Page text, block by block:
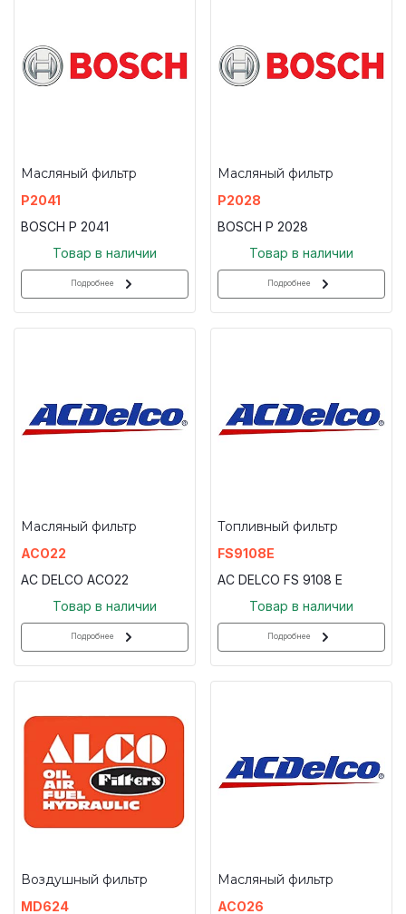
Масляный фильтр
P2041
BOSCH P 2041
Товар в наличии
Подробнее
Масляный фильтр
P2028
BOSCH P 2028
Товар в наличии
Подробнее
Масляный фильтр
ACO22
AC DELCO ACO22
Товар в наличии
Подробнее
Топливный фильтр
FS9108E
AC DELCO FS 9108 E
Товар в наличии
Подробнее
Воздушный фильтр
MD624
Масляный фильтр
ACO26